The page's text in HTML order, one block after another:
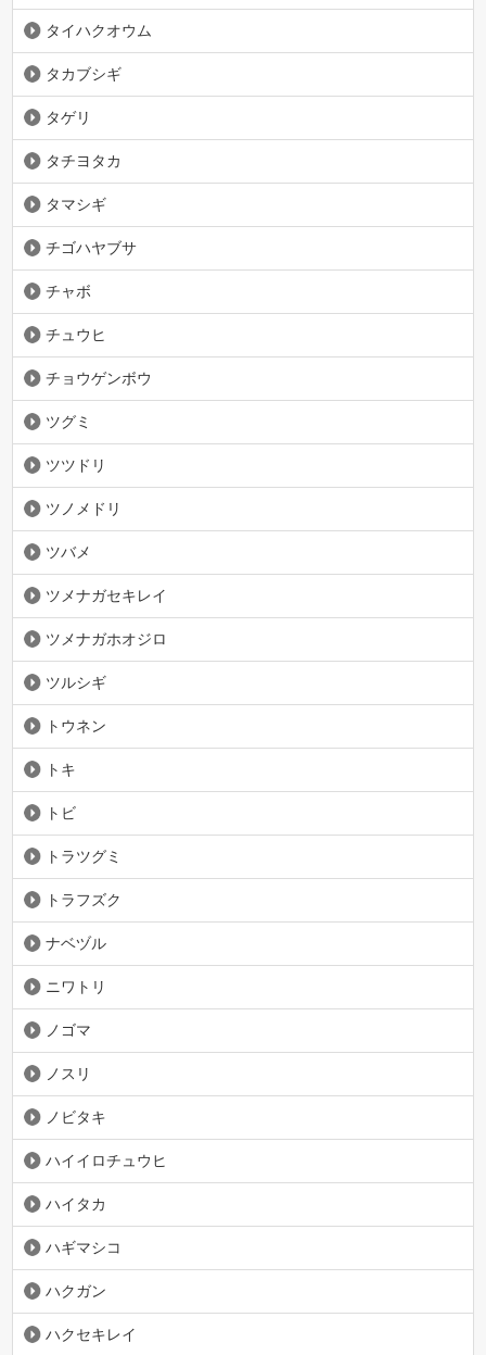
タイハクオウム
タカブシギ
タゲリ
タチヨタカ
タマシギ
チゴハヤブサ
チャボ
チュウヒ
チョウゲンボウ
ツグミ
ツツドリ
ツノメドリ
ツバメ
ツメナガセキレイ
ツメナガホオジロ
ツルシギ
トウネン
トキ
トビ
トラツグミ
トラフズク
ナベヅル
ニワトリ
ノゴマ
ノスリ
ノビタキ
ハイイロチュウヒ
ハイタカ
ハギマシコ
ハクガン
ハクセキレイ